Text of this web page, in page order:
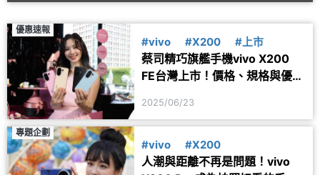
優惠速報
#vivo #X200 #上市
蔡司精巧旗艦手機vivo X200
FE台灣上市！價格、規格與優惠
2025/06/23
專題企劃
#vivo #X200
人潮與距離不再是問題！vivo